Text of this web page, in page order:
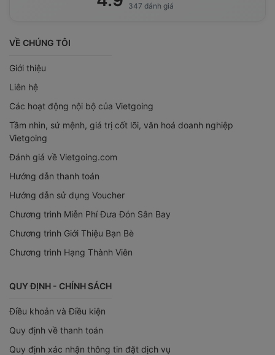
347 đánh giá
VỀ CHÚNG TÔI
Giới thiệu
Liên hệ
Các hoạt động nội bộ của Vietgoing
Tầm nhìn, sứ mệnh, giá trị cốt lõi, văn hoá doanh nghiệp
Vietgoing
Đánh giá về Vietgoing.com
Hướng dẫn thanh toán
Hướng dẫn sử dụng Voucher
Chương trình Miễn Phí Đưa Đón Sân Bay
Chương trình Giới Thiệu Bạn Bè
Chương trình Hạng Thành Viên
QUY ĐỊNH - CHÍNH SÁCH
Điều khoản và Điều kiện
Quy định về thanh toán
Quy định xác nhận thông tin đặt dịch vụ